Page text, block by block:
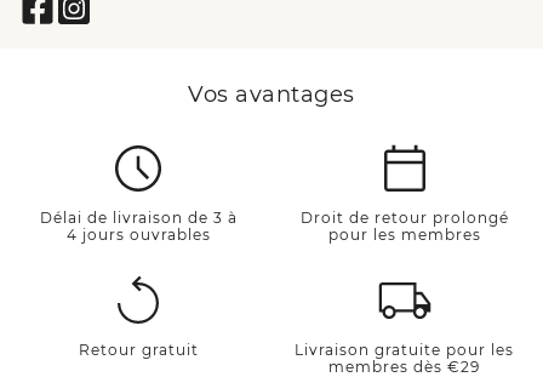
Vos avantages
Délai de livraison de 3 à
4 jours ouvrables
Droit de retour prolongé
pour les membres
Retour gratuit
Livraison gratuite pour les
membres dès €29